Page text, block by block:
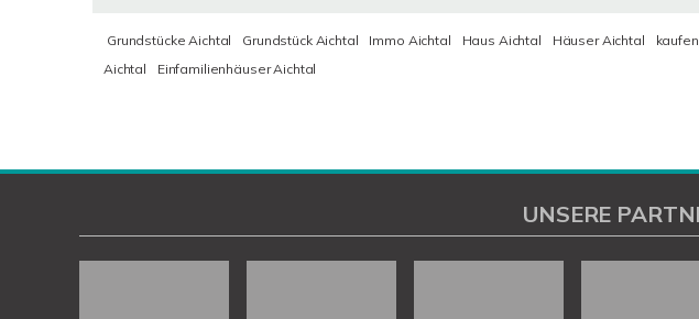
Grundstücke Aichtal Grundstück Aichtal Immo Aichtal Haus Aichtal Häuser Aichtal
Aichtal
Einfamilienhäuser Aichtal
UNSERE